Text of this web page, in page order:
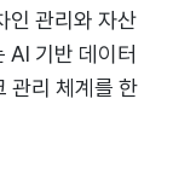
인 관리와 자산
AI 기반 데이터
관리 체계를 한